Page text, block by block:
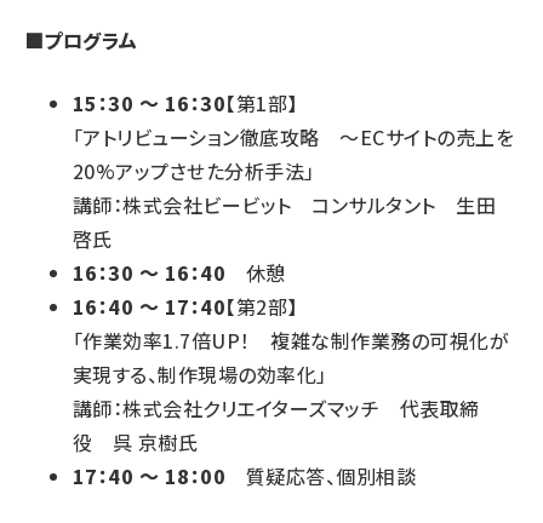
■プログラム
15：30 ～ 16：30【第1部】
「アトリビューション徹底攻略 ～ECサイトの売上を
20%アップさせた分析手法」
講師：株式会社ビービット コンサルタント 生田
啓氏
16：30 ～ 16：40 休憩
16：40 ～ 17：40【第2部】
「作業効率1.7倍UP！ 複雑な制作業務の可視化が
実現する、制作現場の効率化」
講師：株式会社クリエイターズマッチ 代表取締
役 呉 京樹氏
17：40 ～ 18：00 質疑応答、個別相談